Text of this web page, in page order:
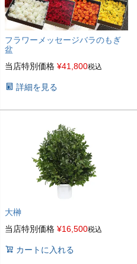
フラワーメッセージバラのもぎ
盆
当店特別価格 ¥41,800税込
詳細を見る
大榊
当店特別価格 ¥16,500税込
カートに入れる